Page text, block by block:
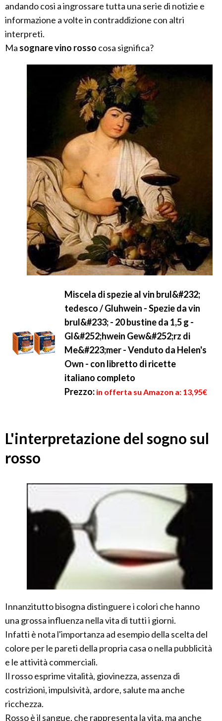
andando cosi a ingrossare tutta una serie di notizie e
informazione a volte in contraddizione con altri
interpreti.
Ma sognare vino rosso cosa significa?
Miscela di spezie al vin brul&#232;
tedesco / Gluhwein - Spezie da vin
brul&#233; - 20 bustine da 1,5 g -
Gl&#252;hwein Gew&#252;rz di
Me&#223;mer - Venduto da Helen's
Own - con libretto di ricette
italiano completo
Prezzo: in offerta su Amazon a: 13,95€
L'interpretazione del sogno sul
rosso
Innanzitutto bisogna distinguere i colori che hanno
una grossa influenza nella vita di tutti i giorni.
Infatti è nota l'importanza ad esempio della scelta del
colore per le pareti della propria casa o nella pubblicità
e le attività commerciali.
Il rosso esprime vitalità, giovinezza, assenza di
costrizioni, impulsività, ardore, salute ma anche
ricchezza.
Rosso è il sangue, che rappresenta la vita, ma anche